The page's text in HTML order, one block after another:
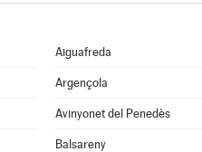
Aiguafreda
Argençola
Avinyonet del Penedès
Balsareny